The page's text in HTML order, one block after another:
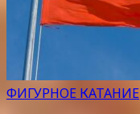
ФИГУРНОЕ КАТАНИЕ